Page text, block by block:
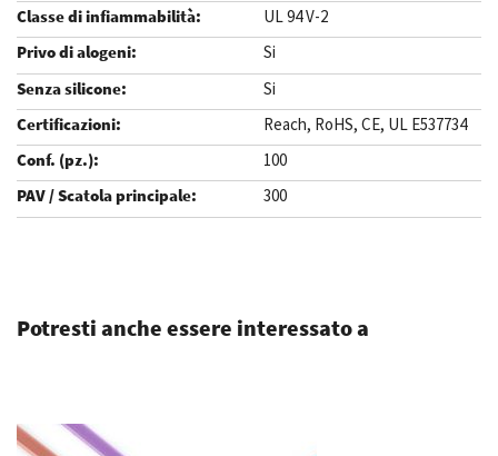
UL 94 V-2
Si
Si
Reach, RoHS, CE, UL E537734
100
300
Potresti anche essere interessato a